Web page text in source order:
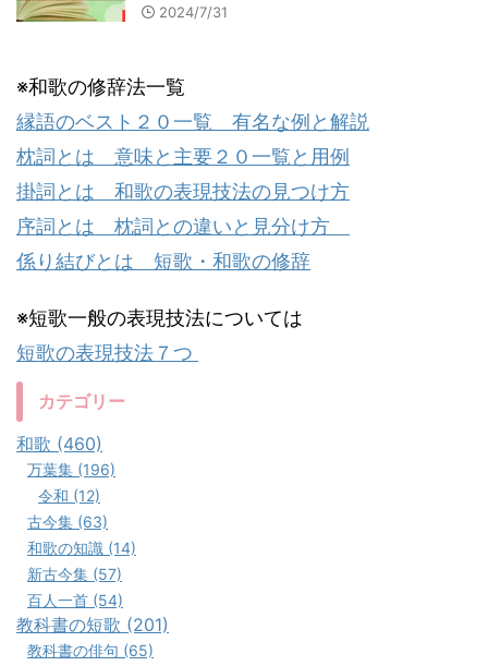
2024/7/31
※和歌の修辞法一覧
縁語のベスト２０一覧 有名な例と解説
枕詞とは 意味と主要２０一覧と用例
掛詞とは 和歌の表現技法の見つけ方
序詞とは 枕詞との違いと見分け方
係り結びとは 短歌・和歌の修辞
※短歌一般の表現技法については
短歌の表現技法７つ
カテゴリー
和歌 (460)
万葉集 (196)
令和 (12)
古今集 (63)
和歌の知識 (14)
新古今集 (57)
百人一首 (54)
教科書の短歌 (201)
教科書の俳句 (65)